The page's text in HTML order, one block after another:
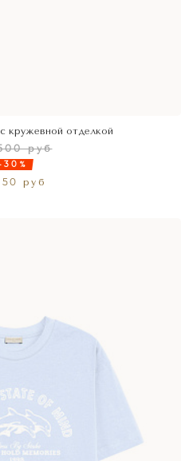
кружевной отделкой
руб
30%
руб